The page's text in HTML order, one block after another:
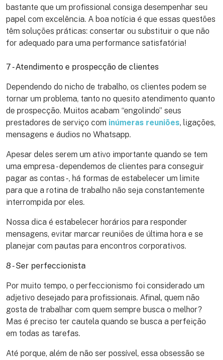
bastante que um profissional consiga desempenhar seu
papel com excelência. A boa notícia é que essas questões
têm soluções práticas: consertar ou substituir o que não
for adequado para uma performance satisfatória!
7 - Atendimento e prospecção de clientes
Dependendo do nicho de trabalho, os clientes podem se
tornar um problema, tanto no quesito atendimento quanto
de prospecção. Muitos acabam “engolindo” seus
prestadores de serviço com inúmeras reuniões, ligações,
mensagens e áudios no Whatsapp.
Apesar deles serem um ativo importante quando se tem
uma empresa - dependemos de clientes para conseguir
pagar as contas -, há formas de estabelecer um limite
para que a rotina de trabalho não seja constantemente
interrompida por eles.
Nossa dica é estabelecer horários para responder
mensagens, evitar marcar reuniões de última hora e se
planejar com pautas para encontros corporativos.
8 - Ser perfeccionista
Por muito tempo, o perfeccionismo foi considerado um
adjetivo desejado para profissionais. Afinal, quem não
gosta de trabalhar com quem sempre busca o melhor?
Mas é preciso ter cautela quando se busca a perfeição
em todas as tarefas.
Até porque, além de não ser possível, essa obsessão se